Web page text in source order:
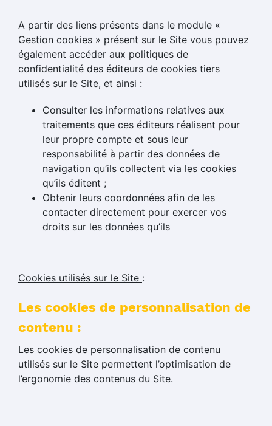
A partir des liens présents dans le module «
Gestion cookies » présent sur le Site vous pouvez
également accéder aux politiques de
confidentialité des éditeurs de cookies tiers
utilisés sur le Site, et ainsi :
Consulter les informations relatives aux
traitements que ces éditeurs réalisent pour
leur propre compte et sous leur
responsabilité à partir des données de
navigation qu’ils collectent via les cookies
qu’ils éditent ;
Obtenir leurs coordonnées afin de les
contacter directement pour exercer vos
droits sur les données qu’ils
Cookies utilisés sur le Site :
Les cookies de personnalisation de
contenu :
Les cookies de personnalisation de contenu
utilisés sur le Site permettent l’optimisation de
l’ergonomie des contenus du Site.